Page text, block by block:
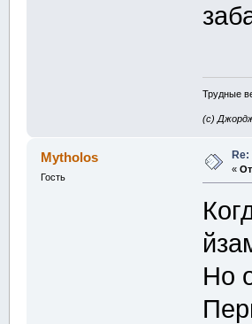
Трудные
(с)
Mytholos
Гость
Re:
«
Но